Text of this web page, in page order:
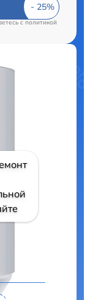
cполитикой